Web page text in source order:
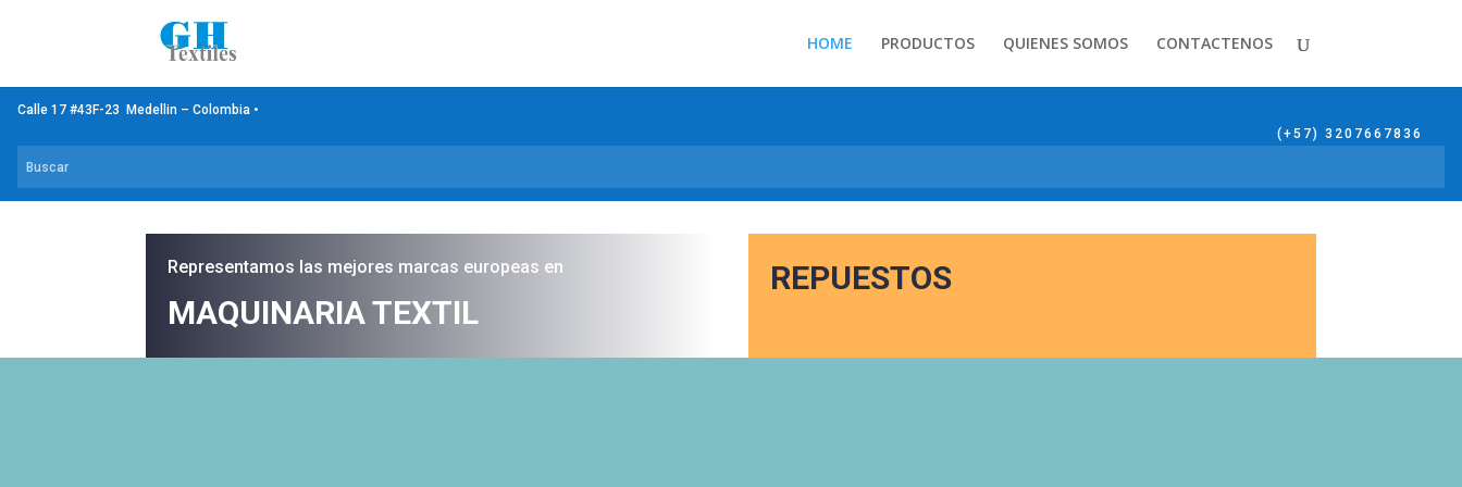
HOME PRODUCTOS QUIENES SOMOS CONTACTENOS
Calle 17 #43F-23 Medellin – Colombia •
(+57) 3207667836
Representamos las mejores marcas europeas en
MAQUINARIA TEXTIL
REPUESTOS